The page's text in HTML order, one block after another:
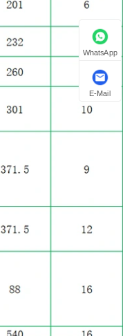
WhatsApp
E-Mail